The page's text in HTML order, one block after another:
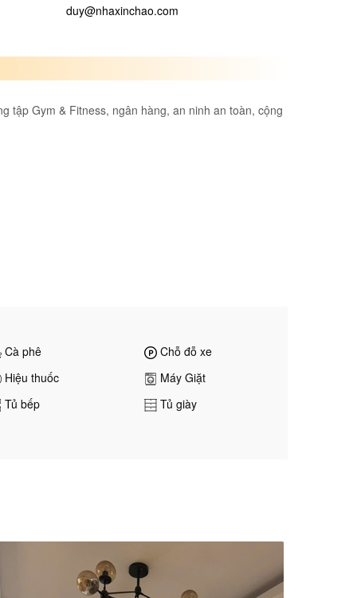
duy@nhaxinchao.com
tập Gym & Fitness, ngân hàng, an ninh an toàn, cộng
Cà phê
Chỗ đỗ xe
Hiệu thuốc
Máy Giặt
Tủ bếp
Tủ giày